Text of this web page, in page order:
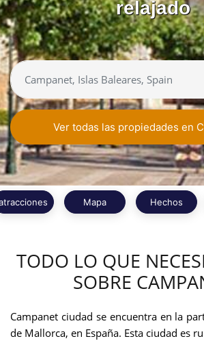
relajado
Ver todas las propiedades en
Mapa Hechos
TODO LO QUE
SOBRE
Campanet ciudad se encuentra en la
de Mallorca, en España. Esta ciudad es